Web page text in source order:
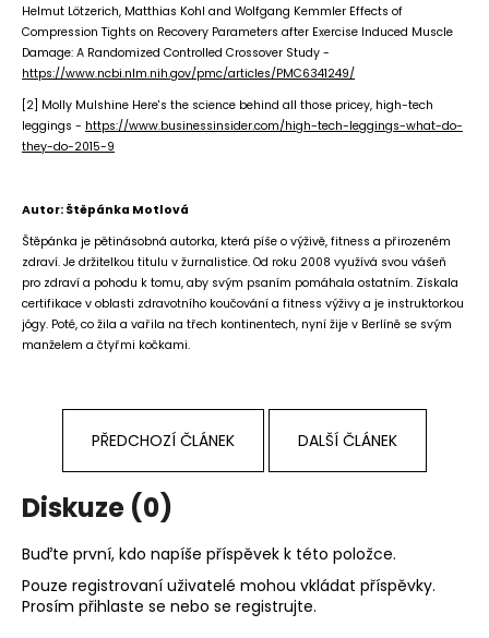
Helmut Lötzerich, Matthias Kohl and Wolfgang Kemmler Effects of
Compression Tights on Recovery Parameters after Exercise Induced Muscle
Damage: A Randomized Controlled Crossover Study -
https://www.ncbi.nlm.nih.gov/pmc/articles/PMC6341249/
[2] Molly Mulshine Here's the science behind all those pricey, high-tech
leggings - https://www.businessinsider.com/high-tech-leggings-what-do-
they-do-2015-9
Autor: Štěpánka Motlová
Štěpánka je pětinásobná autorka, která píše o výživě, fitness a přirozeném
zdraví. Je držitelkou titulu v žurnalistice. Od roku 2008 využívá svou vášeň
pro zdraví a pohodu k tomu, aby svým psaním pomáhala ostatním. Získala
certifikace v oblasti zdravotního koučování a fitness výživy a je instruktorkou
jógy. Poté, co žila a vařila na třech kontinentech, nyní žije v Berlíně se svým
manželem a čtyřmi kočkami.
PŘEDCHOZÍ ČLÁNEK DALŠÍ ČLÁNEK
Diskuze (0)
Buďte první, kdo napíše příspěvek k této položce.
Pouze registrovaní uživatelé mohou vkládat příspěvky.
Prosím přihlaste se nebo se registrujte.